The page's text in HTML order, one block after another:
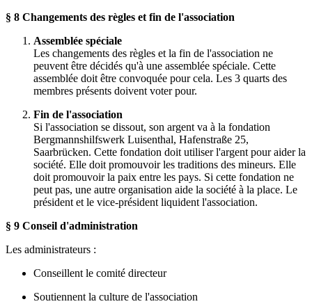
§ 8 Changements des règles et fin de l'association
Assemblée spéciale
Les changements des règles et la fin de l'association ne
peuvent être décidés qu'à une assemblée spéciale. Cette
assemblée doit être convoquée pour cela. Les 3 quarts des
membres présents doivent voter pour.
Fin de l'association
Si l'association se dissout, son argent va à la fondation
Bergmannshilfswerk Luisenthal, Hafenstraße 25,
Saarbrücken. Cette fondation doit utiliser l'argent pour aider la
société. Elle doit promouvoir les traditions des mineurs. Elle
doit promouvoir la paix entre les pays. Si cette fondation ne
peut pas, une autre organisation aide la société à la place. Le
président et le vice-président liquident l'association.
§ 9 Conseil d'administration
Les administrateurs :
Conseillent le comité directeur
Soutiennent la culture de l'association